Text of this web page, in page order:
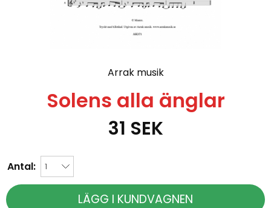
Arrak musik
Solens alla änglar
31 SEK
Antal:
LÄGG I KUNDVAGNEN